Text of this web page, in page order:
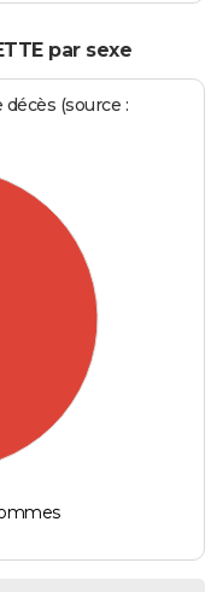
par sexe
(source :